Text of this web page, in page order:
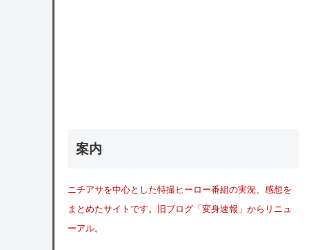
案内
ニチアサを中心とした特撮ヒーロー番組の実況、感想を
まとめたサイトです。旧ブログ「変身速報」からリニュ
ーアル。